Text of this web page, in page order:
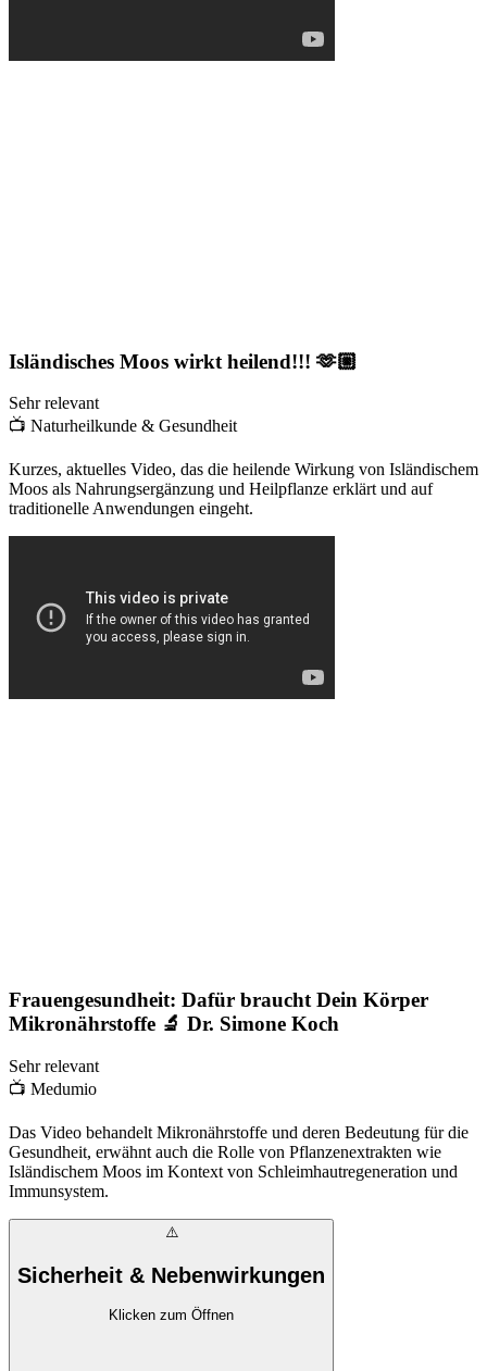
Isländisches Moos wirkt heilend!!! 🫶🏼
Sehr relevant
📺 Naturheilkunde & Gesundheit
Kurzes, aktuelles Video, das die heilende Wirkung von Isländischem
Moos als Nahrungsergänzung und Heilpflanze erklärt und auf
traditionelle Anwendungen eingeht.
Frauengesundheit: Dafür braucht Dein Körper
Mikronährstoffe 🔬 Dr. Simone Koch
Sehr relevant
📺 Medumio
Das Video behandelt Mikronährstoffe und deren Bedeutung für die
Gesundheit, erwähnt auch die Rolle von Pflanzenextrakten wie
Isländischem Moos im Kontext von Schleimhautregeneration und
Immunsystem.
⚠️
Sicherheit & Nebenwirkungen
Klicken zum Öffnen